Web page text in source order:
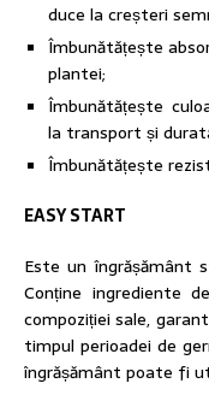
duce la creșteri
Îmbunătățește
plantei;
Îmbunătățește
la transport și
Îmbunătățește
EASY START
Este un îngrășământ
Conține ingrediente
compoziției sale,
timpul perioadei de
îngrășământ poate fi